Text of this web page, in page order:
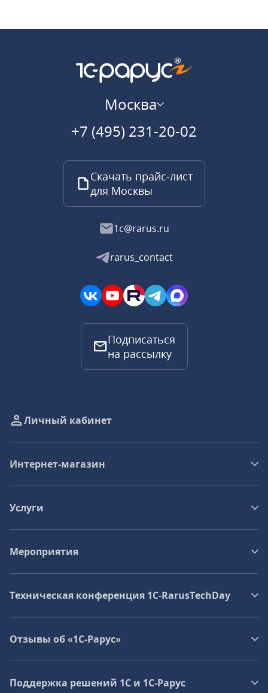
Москва
+7 (495) 231-20-02
Скачать прайс-лист
для Москвы
1c@rarus.ru
rarus_contact
Подписаться
на рассылку
Личный кабинет
Интернет-магазин
Услуги
Мероприятия
Техническая конференция 1C‑RarusTechDay
Отзывы об «1С-Рарус»
Поддержка решений 1С и 1С‑Рарус